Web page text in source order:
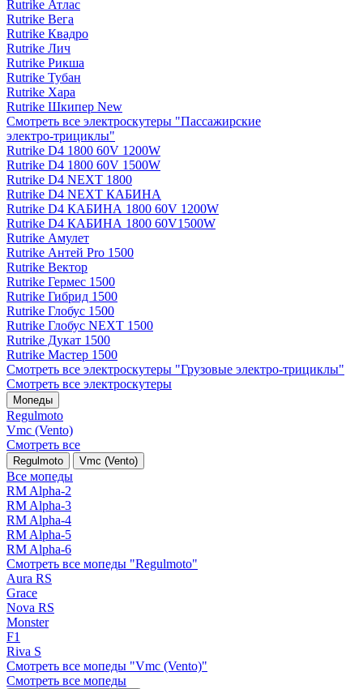
Rutrike Атлас
Rutrike Вега
Rutrike Квадро
Rutrike Лич
Rutrike Рикша
Rutrike Тубан
Rutrike Хара
Rutrike Шкипер New
Смотреть все электро­скутеры "Пассажирские
электро‑трициклы"
Rutrike D4 1800 60V 1200W
Rutrike D4 1800 60V 1500W
Rutrike D4 NEXT 1800
Rutrike D4 NEXT КАБИНА
Rutrike D4 КАБИНА 1800 60V 1200W
Rutrike D4 КАБИНА 1800 60V1500W
Rutrike Амулет
Rutrike Антей Pro 1500
Rutrike Вектор
Rutrike Гермес 1500
Rutrike Гибрид 1500
Rutrike Глобус 1500
Rutrike Глобус NEXT 1500
Rutrike Дукат 1500
Rutrike Мастер 1500
Смотреть все электро­скутеры "Грузовые электро‑трициклы"
Смотреть все электро­скутеры
Мопеды
Regulmoto
Vmc (Vento)
Смотреть все
Regulmoto Vmc (Vento)
Все мопеды
RM Alpha-2
RM Alpha-3
RM Alpha-4
RM Alpha-5
RM Alpha-6
Смотреть все мопеды "Regulmoto"
Aura RS
Grace
Nova RS
Monster
F1
Riva S
Смотреть все мопеды "Vmc (Vento)"
Смотреть все мопеды